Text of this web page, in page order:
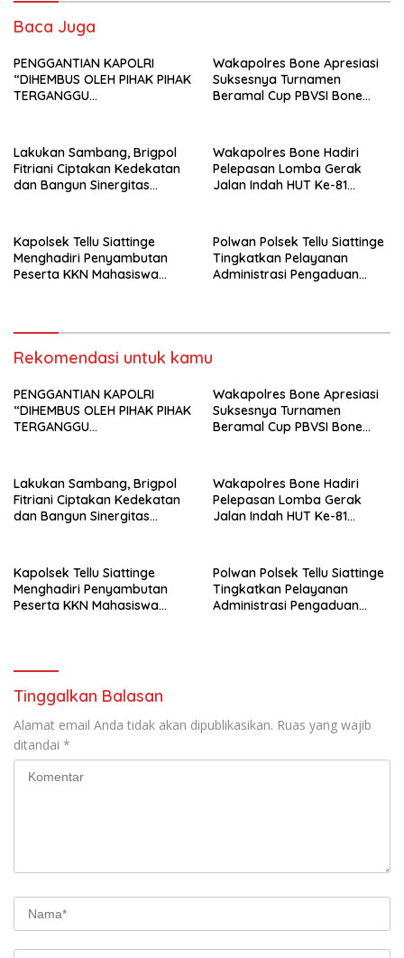
Baca Juga
PENGGANTIAN KAPOLRI
“DIHEMBUS OLEH PIHAK PIHAK
TERGANGGU
Wakapolres Bone Apresiasi
Suksesnya Turnamen
Beramal Cup PBVSI Bone
Lakukan Sambang, Brigpol
Fitriani Ciptakan Kedekatan
dan Bangun Sinergitas
Wakapolres Bone Hadiri
Pelepasan Lomba Gerak
Jalan Indah HUT Ke-81
Kapolsek Tellu Siattinge
Menghadiri Penyambutan
Peserta KKN Mahasiswa
Polwan Polsek Tellu Siattinge
Tingkatkan Pelayanan
Administrasi Pengaduan
Rekomendasi untuk kamu
PENGGANTIAN KAPOLRI
“DIHEMBUS OLEH PIHAK PIHAK
TERGANGGU
Wakapolres Bone Apresiasi
Suksesnya Turnamen
Beramal Cup PBVSI Bone
Lakukan Sambang, Brigpol
Fitriani Ciptakan Kedekatan
dan Bangun Sinergitas
Wakapolres Bone Hadiri
Pelepasan Lomba Gerak
Jalan Indah HUT Ke-81
Kapolsek Tellu Siattinge
Menghadiri Penyambutan
Peserta KKN Mahasiswa
Polwan Polsek Tellu Siattinge
Tingkatkan Pelayanan
Administrasi Pengaduan
Tinggalkan Balasan
Alamat email Anda tidak akan dipublikasikan. Ruas yang wajib
ditandai *